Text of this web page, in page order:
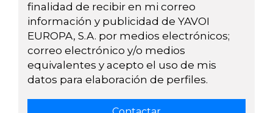
finalidad de recibir en mi correo
información y publicidad de YAVOI
EUROPA, S.A. por medios electrónicos;
correo electrónico y/o medios
equivalentes y acepto el uso de mis
datos para elaboración de perfiles.